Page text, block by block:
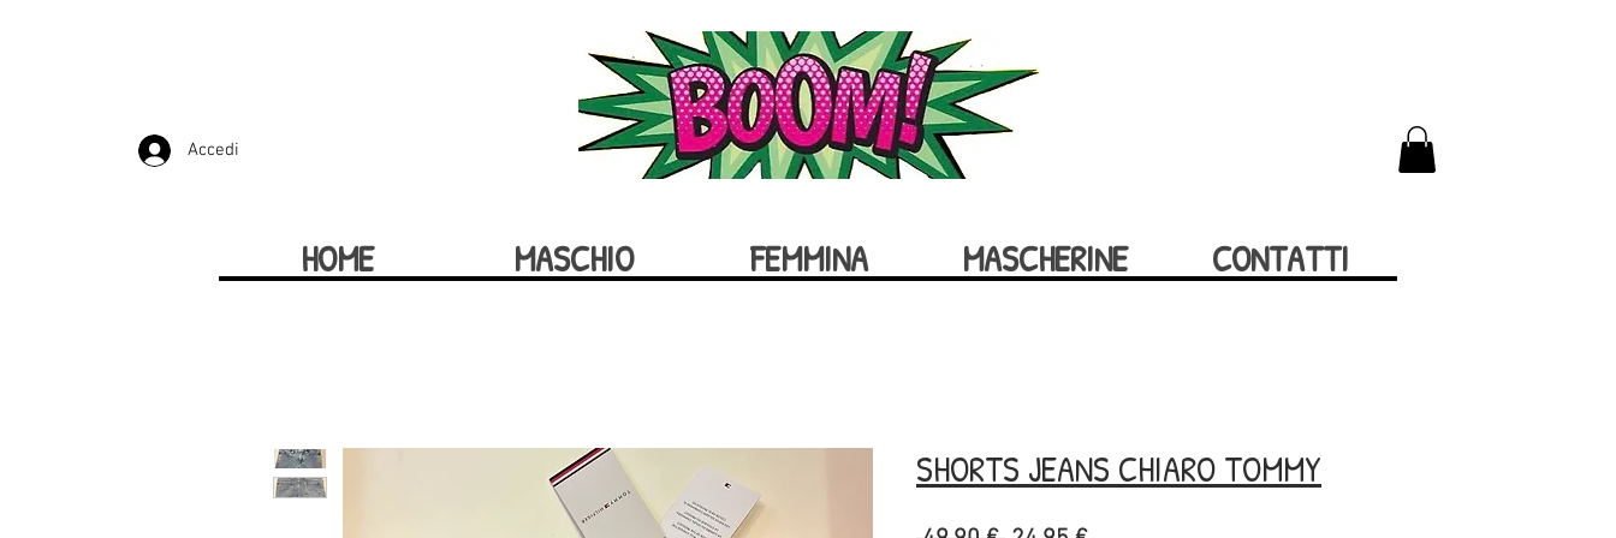
Accedi
HOME MASCHIO FEMMINA MASCHERINE CONTATTI
SHORTS JEANS CHIARO TOMMY